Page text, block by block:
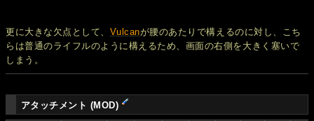
更に大きな欠点として、 Vulcanが腰のあたりで構えるのに対し、こち
らは普通のライフルのように構えるため、画面の右側を大きく塞いで
しまう。
アタッチメント (MOD)